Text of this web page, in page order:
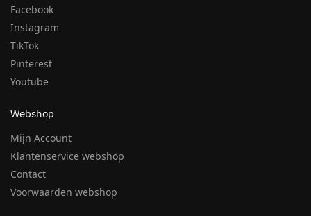
Facebook
Instagram
TikTok
Pinterest
Youtube
Webshop
Mijn Account
Klantenservice webshop
Contact
Voorwaarden webshop